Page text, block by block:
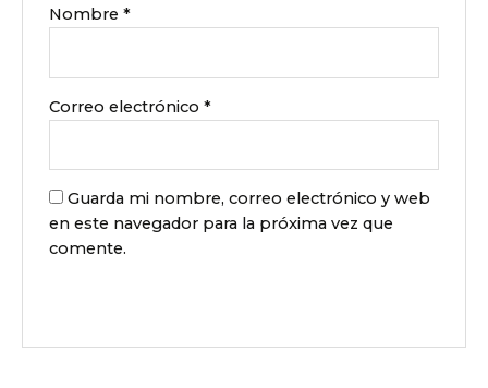
Nombre*
Correo electrónico*
Guarda mi nombre, correo electrónico y web
en este navegador para la próxima vez que
comente.